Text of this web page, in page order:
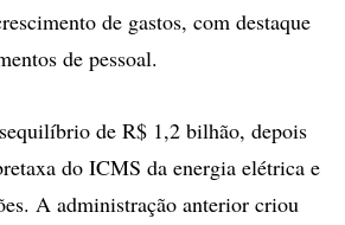
de gastos, com destaque
de pessoal.
de R$ 1,2 bilhão, depois
do ICMS da energia elétrica e
A administração anterior criou